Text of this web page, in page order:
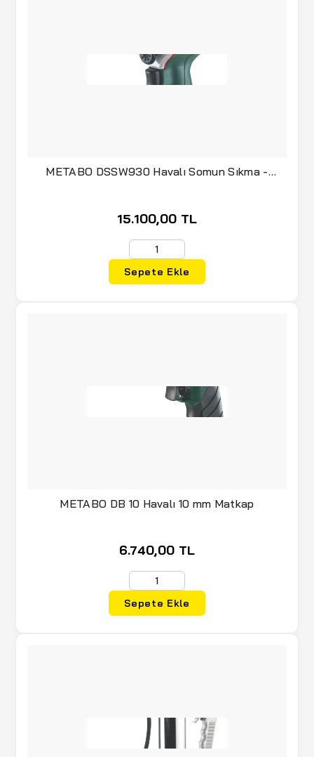
METABO DSSW930 Havalı Somun Sıkma -
15.100,00 TL
Sepete Ekle
METABO DB 10 Havalı 10 mm Matkap
6.740,00 TL
Sepete Ekle